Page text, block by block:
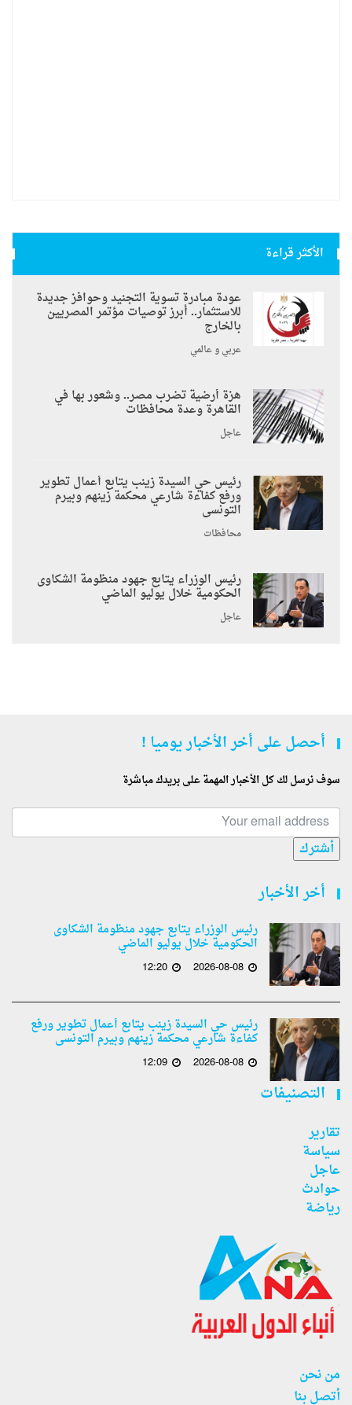
الأكثر قراءة
عودة مبادرة تسوية التجنيد وحوافز جديدة
للاستثمار.. أبرز توصيات مؤتمر المصريين
بالخارج
عربي و عالمي
هزة أرضية تضرب مصر.. وشعور بها في
القاهرة وعدة محافظات
عاجل
رئيس حي السيدة زينب يتابع أعمال تطوير
ورفع كفاءة شارعي محكمة زينهم وبيرم
التونسى
محافظات
رئيس الوزراء يتابع جهود منظومة الشكاوى
الحكومية خلال يوليو الماضي
عاجل
أحصل على أخر الأخبار يوميا !
سوف نرسل لك كل الأخبار المهمة على بريدك مباشرة
أشترك
أخر الأخبار
رئيس الوزراء يتابع جهود منظومة الشكاوى
الحكومية خلال يوليو الماضي
2026-08-08
12:20
رئيس حي السيدة زينب يتابع أعمال تطوير ورفع
كفاءة شارعي محكمة زينهم وبيرم التونسى
2026-08-08
12:09
التصنيفات
تقارير
سياسة
عاجل
حوادث
رياضة
من نحن
أتصل بنا